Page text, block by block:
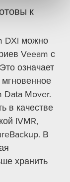
к
DXi можно
Veeam с
означает
Mover.
в качестве
IVMR,
В
хранить